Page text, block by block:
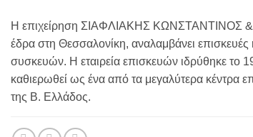
Η επιχείρηση ΣΙΑΦΛΙΑΚΗΣ ΚΩΝΣΤΑΝΤΙΝΟΣ
έδρα στη Θεσσαλονίκη, αναλαμβάνει επισκευές
συσκευών. Η εταιρεία επισκευών ιδρύθηκε το
καθιερωθεί ως ένα από τα μεγαλύτερα κέντρα
της Β. Ελλάδος.